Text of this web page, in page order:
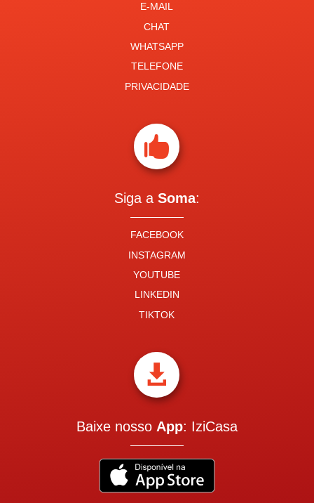
E-MAIL
CHAT
WHATSAPP
TELEFONE
PRIVACIDADE

Siga a Soma:
FACEBOOK
INSTAGRAM
YOUTUBE
LINKEDIN
TIKTOK

Baixe nosso App: IziCasa